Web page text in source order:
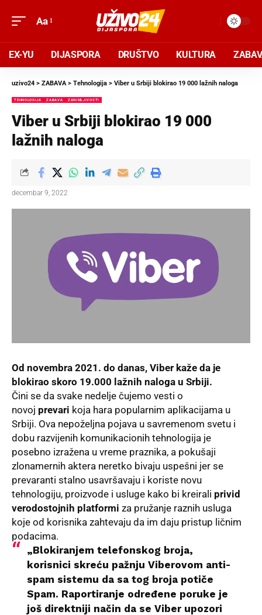
Aa
EX-YU DIJASPORA DRUŠTVO KULTURA
uzivo24 > ZABAVA> Tehnologija > Viber u Srbiji blokirao 19 000 lažnih naloga
TEHNOLOGIJA ZABAVA ZANIMLJIVOSTI
Viber u Srbiji blokirao 19 000
lažnih naloga
decembar 9, 2022
Od novembra 2021. do danas, Viber kaže da je
blokirao skoro 19.000 lažnih naloga u Srbiji.
Čini se da svake nedelje čujemo vesti o
novoj prevari koja hara popularnim aplikacijama u
Srbiji. Ova nepoželjna pojava u savremenom svetu i
dobu razvijenih komunikacionih tehnologija je
posebno izražena u vreme praznika, a pokušaji
zlonamernih aktera neretko bivaju uspešni jer se
prevaranti stalno usavršavaju i koriste novu
tehnologiju, proizvode i usluge kako bi kreirali privid
verodostojnih platformi za pružanje raznih usluga
koje od korisnika zahtevaju da im daju pristup ličnim
podacima.
„Blokiranjem telefonskog broja,
korisnici skreću pažnju Viberovom anti-
spam sistemu da sa tog broja potiče
Spam. Raportiranje određene poruke je
još direktniji način da se Viber upozori